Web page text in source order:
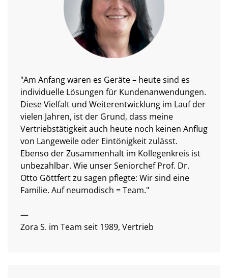
"Am Anfang waren es Geräte – heute sind es
individuelle Lösungen für Kundenanwendungen.
Diese Vielfalt und Weiterentwicklung im Lauf der
vielen Jahren, ist der Grund, dass meine
Vertriebstätigkeit auch heute noch keinen Anflug
von Langeweile oder Eintönigkeit zulässt.
Ebenso der Zusammenhalt im Kollegenkreis ist
unbezahlbar. Wie unser Seniorchef Prof. Dr.
Otto Göttfert zu sagen pflegte: Wir sind eine
Familie. Auf neumodisch = Team."
—
Zora S. im Team seit 1989, Vertrieb